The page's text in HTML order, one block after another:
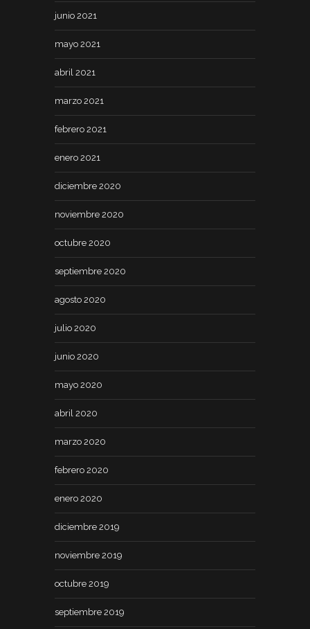
junio 2021
mayo 2021
abril 2021
marzo 2021
febrero 2021
enero 2021
diciembre 2020
noviembre 2020
octubre 2020
septiembre 2020
agosto 2020
julio 2020
junio 2020
mayo 2020
abril 2020
marzo 2020
febrero 2020
enero 2020
diciembre 2019
noviembre 2019
octubre 2019
septiembre 2019